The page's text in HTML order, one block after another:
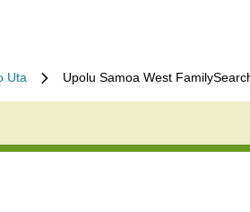
Uta Upolu Samoa West